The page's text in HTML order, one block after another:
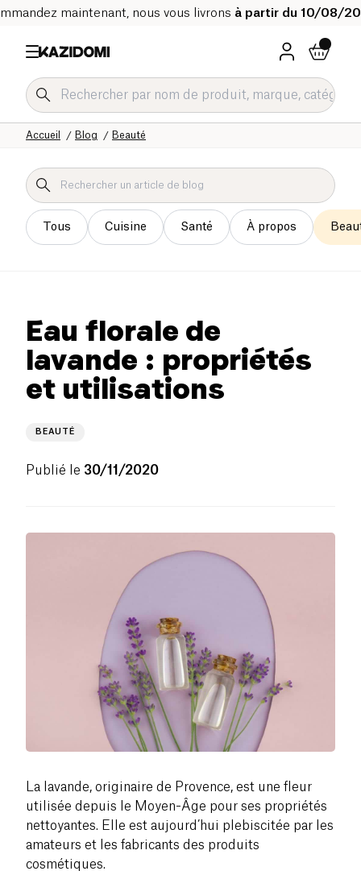
maintenant, nous vous livrons à partir du 10/08/
Beauté
Blog
Accueil
Tous Cuisine Santé À propos
Eau florale de
lavande : propriétés
et utilisations
BEAUTÉ
Publié le 30/11/2020
La lavande, originaire de Provence, est une fleur
utilisée depuis le Moyen-Âge pour ses propriétés
nettoyantes. Elle est aujourd’hui plebiscitée par les
amateurs et les fabricants des produits
cosmétiques.